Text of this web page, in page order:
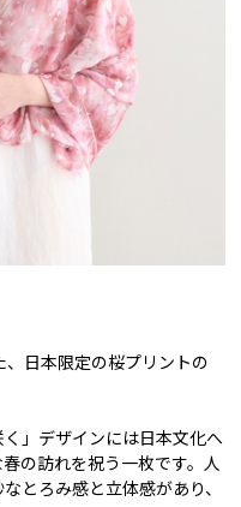
日本限定の桜プリントの
」デザインには日本文化へ
の訪れを祝う一枚です。人
とろみ感と立体感があり、